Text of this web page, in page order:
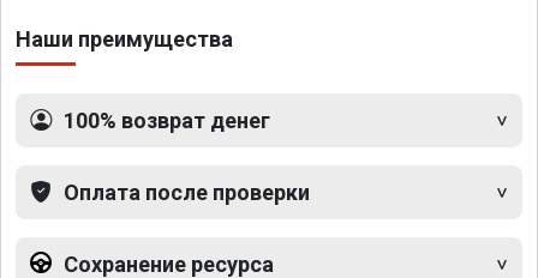
Наши преимущества
100% возврат денег
Оплата после проверки
Сохранение ресурса